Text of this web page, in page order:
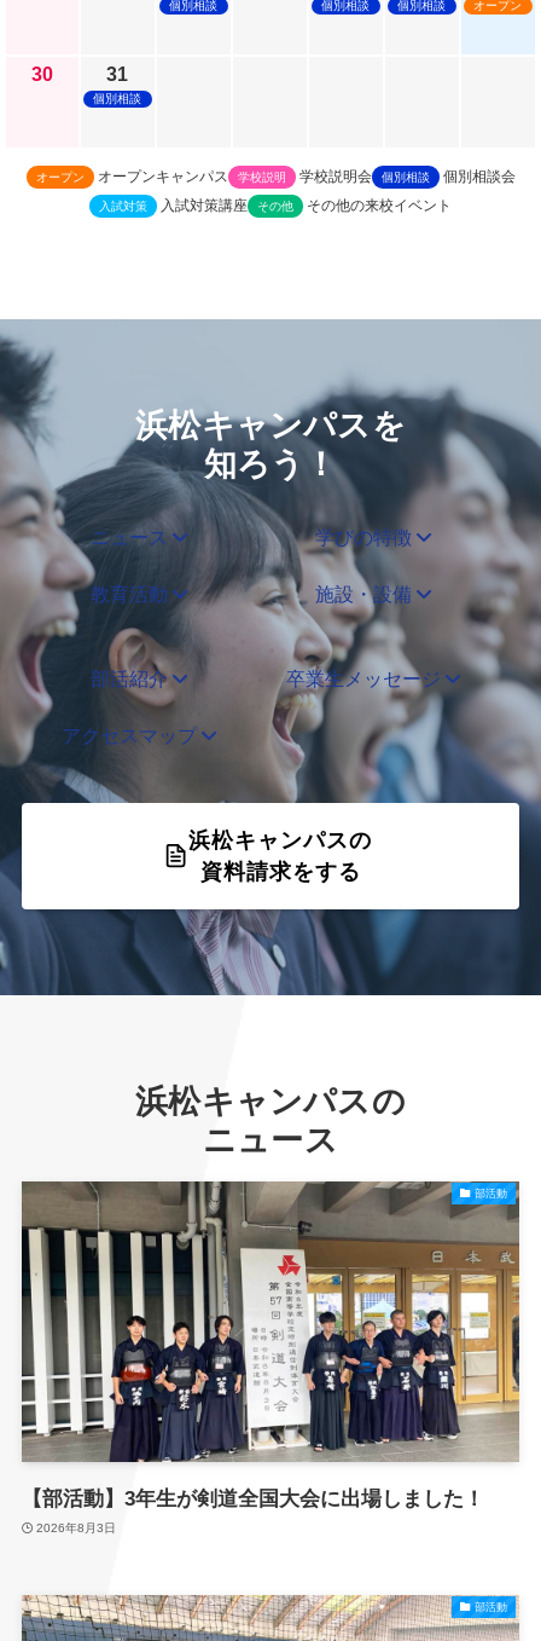
個別相談 個別相談 個別相談 オープン
30 31
個別相談
オープン オープンキャンパス 学校説明 学校説明会 個別相談 個別相談会
入試対策 入試対策講座 その他 その他の来校イベント
浜松キャンパスを
知ろう！
ニュース 学びの特徴
教育活動 施設・設備
部活紹介 卒業生メッセージ
アクセスマップ
浜松キャンパスの
資料請求をする
浜松キャンパスの
ニュース
部活動
【部活動】3年生が剣道全国大会に出場しました！
2026年8月3日
部活動